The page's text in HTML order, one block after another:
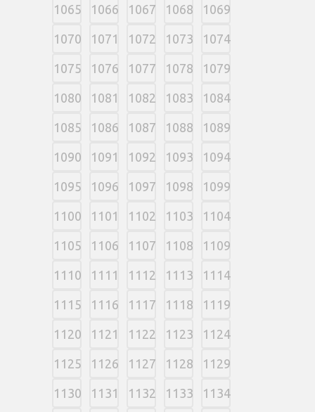
1065 1066 1067 1068 1069
1070 1071 1072 1073 1074
1075 1076 1077 1078 1079
1080 1081 1082 1083 1084
1085 1086 1087 1088 1089
1090 1091 1092 1093 1094
1095 1096 1097 1098 1099
1100 1101 1102 1103 1104
1105 1106 1107 1108 1109
1110 1111 1112 1113 1114
1115 1116 1117 1118 1119
1120 1121 1122 1123 1124
1125 1126 1127 1128 1129
1130 1131 1132 1133 1134